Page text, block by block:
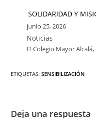
SOLIDARIDAD Y
junio 25, 2026
Noticias
El Colegio Mayor
ETIQUETAS:SENSIBILIZACIÓN
Deja una respuesta